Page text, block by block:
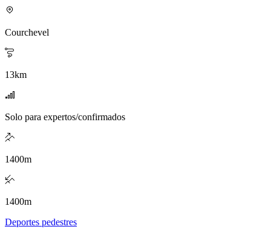
Courchevel
13km
Solo para expertos/confirmados
1400m
1400m
Deportes pedestres